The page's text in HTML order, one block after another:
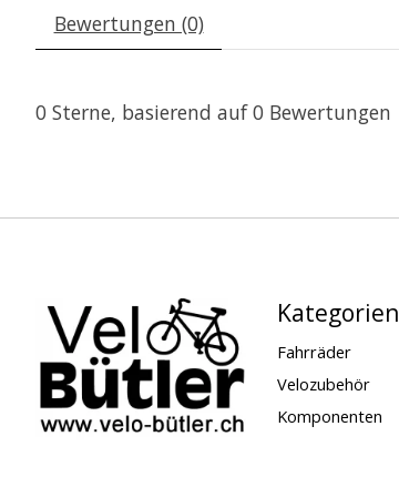
Bewertungen (0)
0 Sterne, basierend auf0 Bewertungen
Kategorien
Fahrräder
Velozubehör
Komponenten